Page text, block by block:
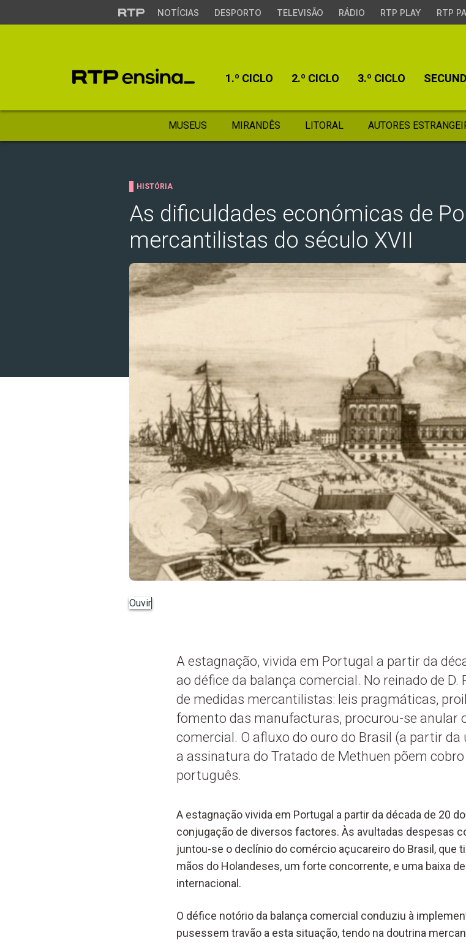
NOTÍCIAS DESPORTO TELEVISÃO RÁDIO RTP PLAY RTP
1.º CICLO 2.º CICLO 3.º CICLO
MUSEUS MIRANDÊS LITORAL AUTORES
HISTÓRIA
As dificuldades económicas de
mercantilistas do século XVII
Ouvir
A estagnação, vivida em Portugal a partir da
ao défice da balança comercial. No reinado de
de medidas mercantilistas: leis pragmáticas,
fomento das manufacturas, procurou-se anular
comercial. O afluxo do ouro do Brasil (a partir
a assinatura do Tratado de Methuen põem
português.
A estagnação vivida em Portugal a partir da década de 20
conjugação de diversos factores. Às avultadas despesas
juntou-se o declínio do comércio açucareiro do Brasil, que
mãos do Holandeses, um forte concorrente, e uma baixa
internacional.
O défice notório da balança comercial conduziu à
pusessem travão a esta situação, tendo na doutrina